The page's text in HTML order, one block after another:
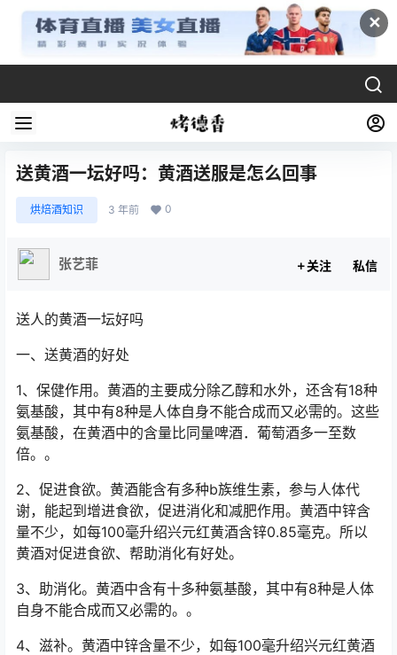
✕
送黄酒一坛好吗：黄酒送服是怎么回事
烘焙酒知识 3 年前 0
张艺菲 关注 私信
送人的黄酒一坛好吗
一、送黄酒的好处
1、保健作用。黄酒的主要成分除乙醇和水外，还含有18种
氨基酸，其中有8种是人体自身不能合成而又必需的。这些
氨基酸，在黄酒中的含量比同量啤酒．葡萄酒多一至数
倍。。
2、促进食欲。黄酒能含有多种b族维生素，参与人体代
谢，能起到增进食欲，促进消化和减肥作用。黄酒中锌含
量不少，如每100毫升绍兴元红黄酒含锌0.85毫克。所以
黄酒对促进食欲、帮助消化有好处。
3、助消化。黄酒中含有十多种氨基酸，其中有8种是人体
自身不能合成而又必需的。。
4、滋补。黄酒中锌含量不少，如每100毫升绍兴元红黄酒